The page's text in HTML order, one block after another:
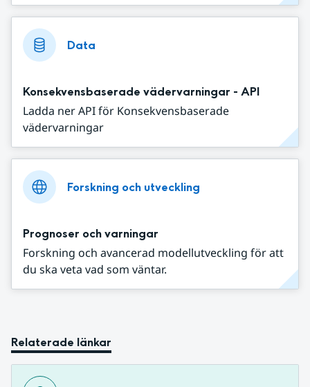
Data
Konsekvensbaserade vädervarningar - API
Ladda ner API för Konsekvensbaserade
vädervarningar
Forskning och utveckling
Prognoser och varningar
Forskning och avancerad modellutveckling för att
du ska veta vad som väntar.
Relaterade länkar